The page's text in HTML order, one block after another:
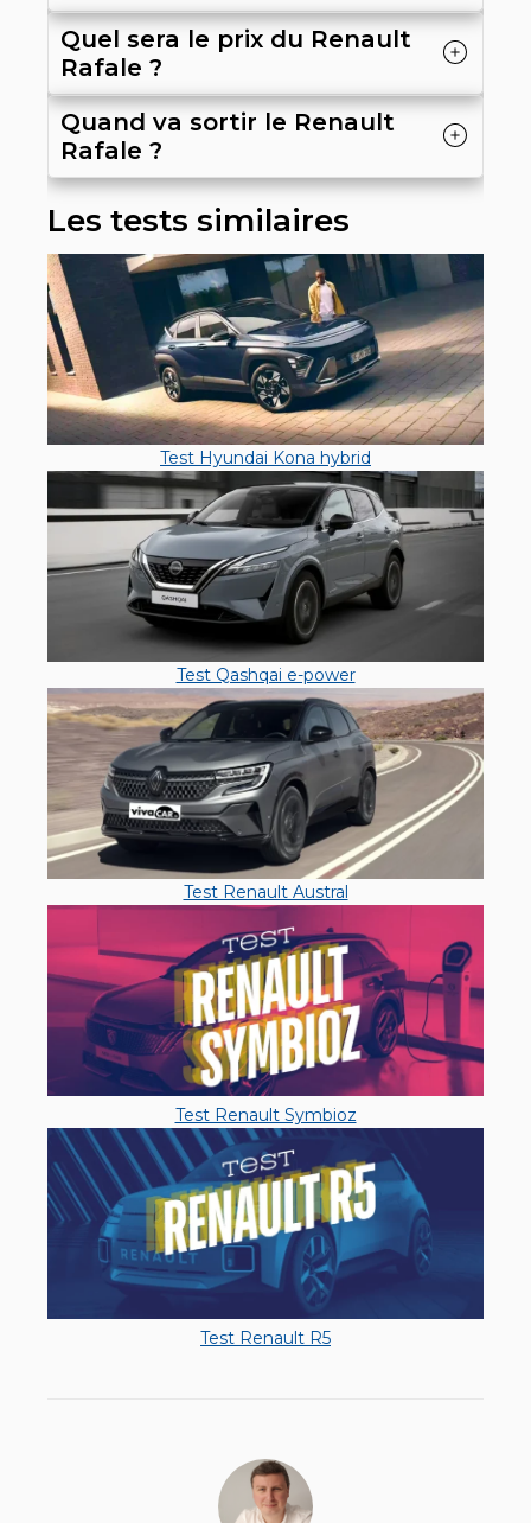
Quel sera le prix du Renault
Rafale ?
Quand va sortir le Renault
Rafale ?
Les tests similaires
Test Hyundai Kona hybrid
Test Qashqai e-power
Test Renault Austral
Test Renault Symbioz
Test Renault R5